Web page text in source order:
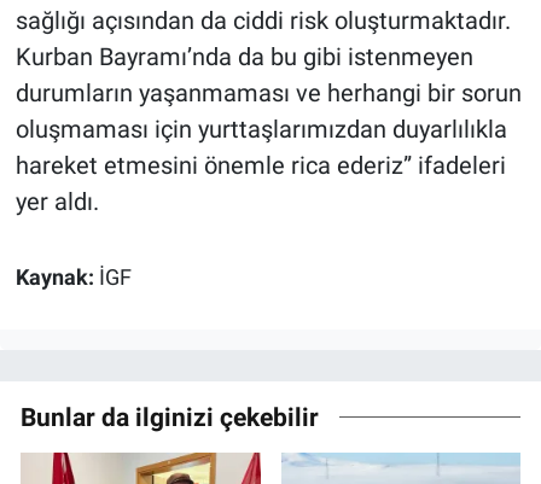
sağlığı açısından da ciddi risk oluşturmaktadır.
Kurban Bayramı’nda da bu gibi istenmeyen
durumların yaşanmaması ve herhangi bir sorun
oluşmaması için yurttaşlarımızdan duyarlılıkla
hareket etmesini önemle rica ederiz” ifadeleri
yer aldı.
Kaynak: İGF
Bunlar da ilginizi çekebilir